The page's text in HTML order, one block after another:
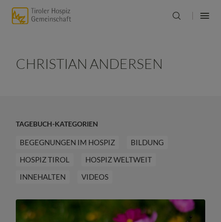
CHRISTIAN ANDERSEN
TAGEBUCH-KATEGORIEN
BEGEGNUNGEN IM HOSPIZ
BILDUNG
HOSPIZ TIROL
HOSPIZ WELTWEIT
INNEHALTEN
VIDEOS